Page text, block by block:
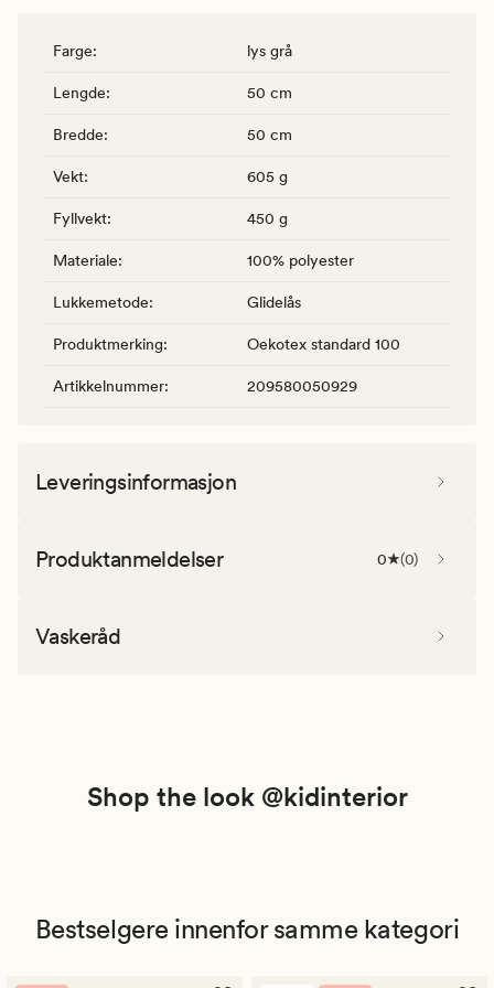
Farge: lys grå
Lengde: 50 cm
Bredde: 50 cm
Vekt: 605 g
Fyllvekt: 450 g
Materiale: 100% polyester
Lukkemetode: Glidelås
Produktmerking: Oekotex standard 100
Artikkelnummer: 209580050929
Leveringsinformasjon
Produktanmeldelser 0 (0)
Vaskeråd
Shop the look @kidinterior
Bestselgere innenfor samme kategori